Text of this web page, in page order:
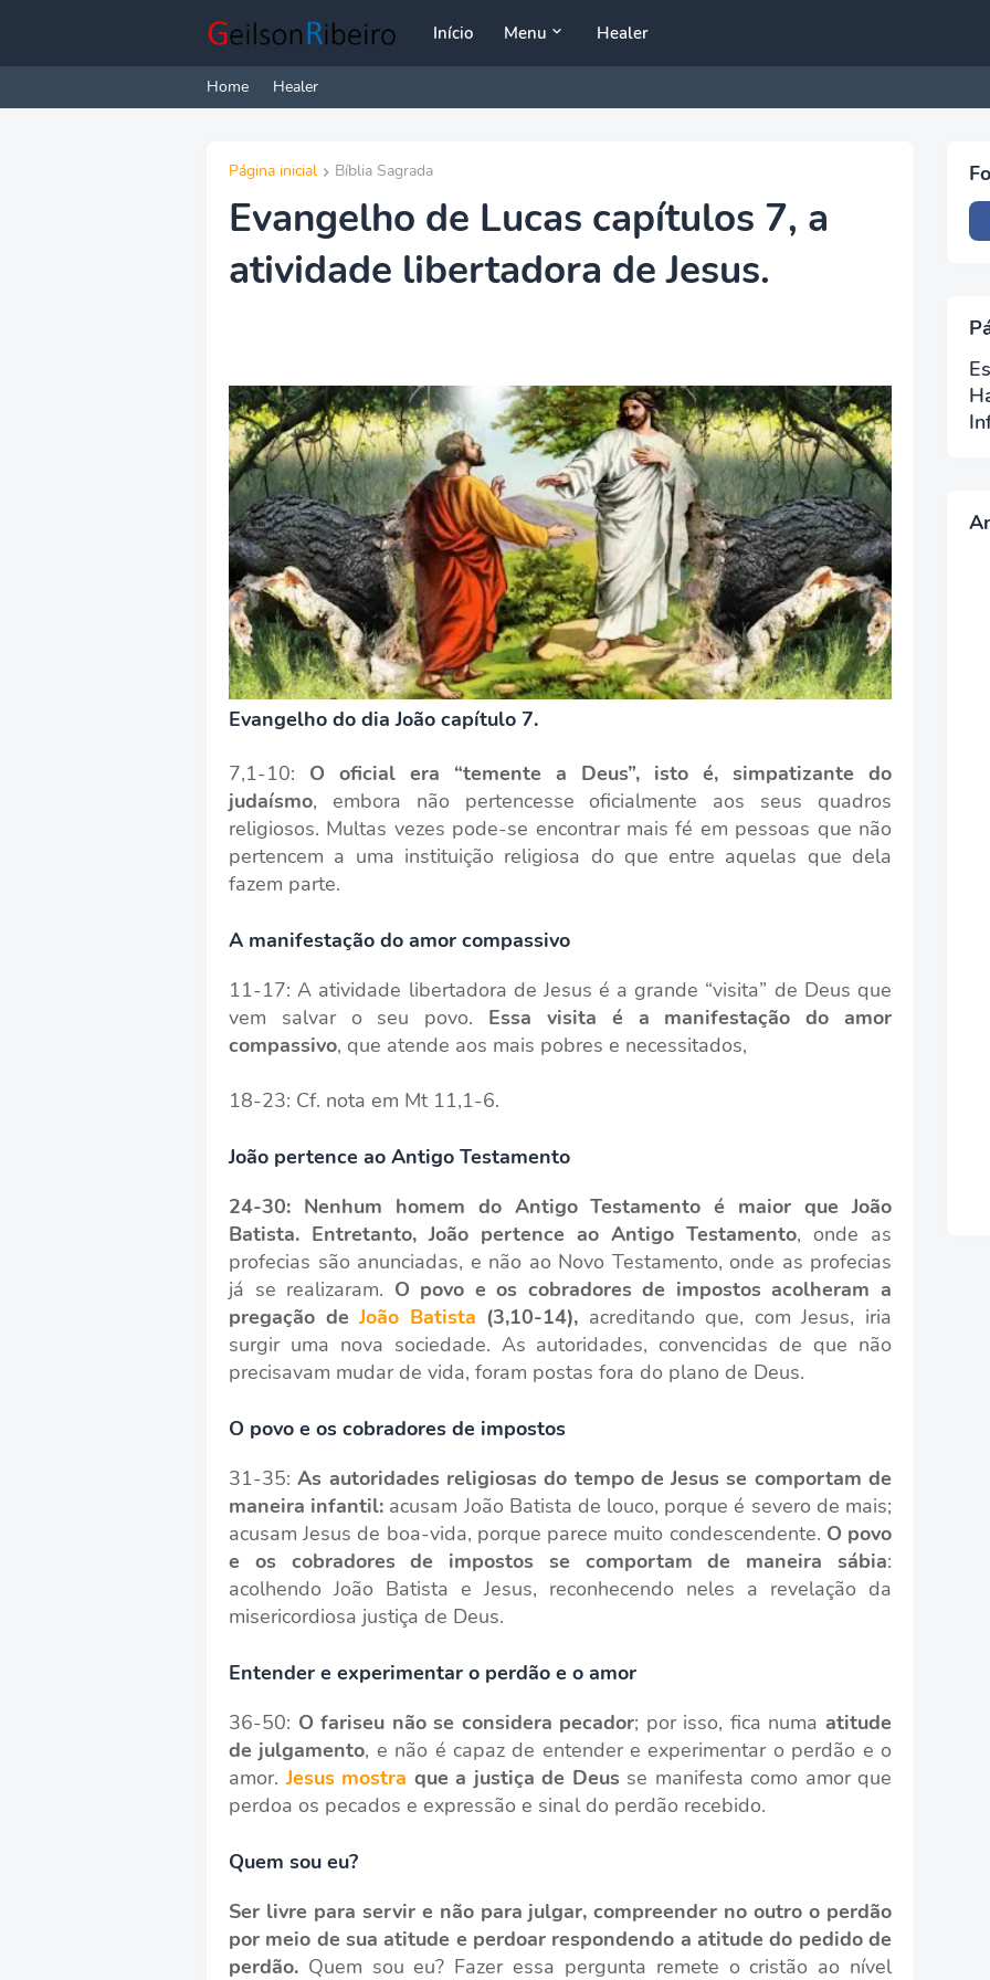
Início Menu Healer
Home Healer
Página inicial Bíblia Sagrada
Evangelho de Lucas capítulos 7, a
atividade libertadora de Jesus.
Evangelho do dia João capítulo 7.
7,1-10: O oficial era “temente a Deus”, isto é, simpatizante do
judaísmo, embora não pertencesse oficialmente aos seus quadros
religiosos. Multas vezes pode-se encontrar mais fé em pessoas que não
pertencem a uma instituição religiosa do que entre aquelas que dela
fazem parte.
A manifestação do amor compassivo
11-17: A atividade libertadora de Jesus é a grande “visita” de Deus que
vem salvar o seu povo. Essa visita é a manifestação do amor
compassivo, que atende aos mais pobres e necessitados,
18-23: Cf. nota em Mt 11,1-6.
João pertence ao Antigo Testamento
24-30: Nenhum homem do Antigo Testamento é maior que João
Batista. Entretanto, João pertence ao Antigo Testamento, onde as
profecias são anunciadas, e não ao Novo Testamento, onde as profecias
já se realizaram. O povo e os cobradores de impostos acolheram a
pregação deJoão Batista (3,10-14), acreditando que, com Jesus, iria
surgir uma nova sociedade. As autoridades, convencidas de que não
precisavam mudar de vida, foram postas fora do plano de Deus.
O povo e os cobradores de impostos
31-35:As autoridades religiosas do tempo de Jesus se comportam de
maneira infantil: acusam João Batista de louco, porque é severo de mais;
acusam Jesus de boa-vida, porque parece muito condescendente. O povo
e os cobradores de impostos se comportam de maneira sábia:
acolhendo João Batista e Jesus, reconhecendo neles a revelação da
misericordiosa justiça de Deus.
Entender e experimentar o perdão e o amor
36-50: O fariseu não se considera pecador; por isso, fica numaatitude
de julgamento, e não é capaz de entender e experimentar o perdão e o
amor.Jesus mostra que a justiça de Deus se manifesta como amor que
perdoa os pecados e expressão e sinal do perdão recebido.
Quem sou eu?
Ser livre para servir e não para julgar, compreender no outro o perdão
por meio de sua atitude e perdoar respondendo a atitude do pedido de
perdão. Quem sou eu? Fazer essa pergunta remete o cristão ao nível